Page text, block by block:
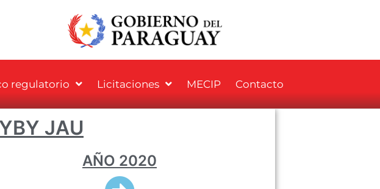
regulatorio Licitaciones MECIP Contacto
JAU
AÑO 2020